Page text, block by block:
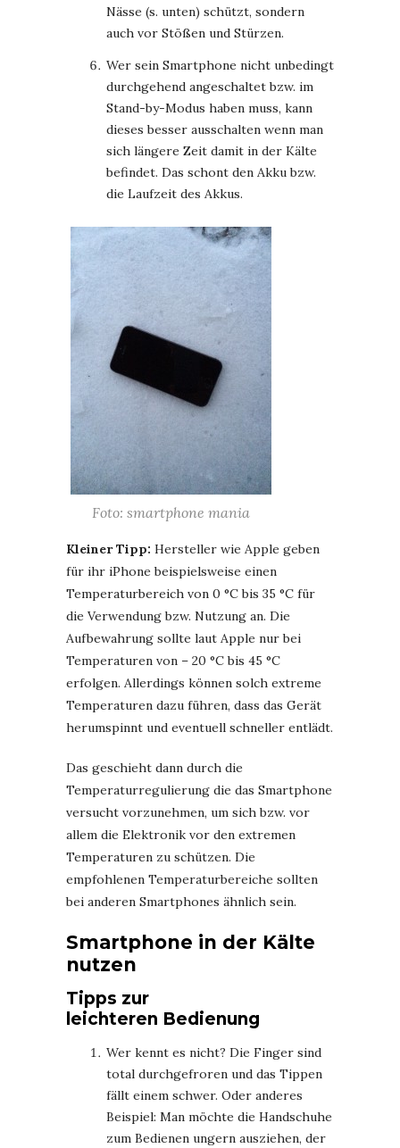
Nässe (s. unten) schützt, sondern
auch vor Stößen und Stürzen.
Wer sein Smartphone nicht unbedingt
durchgehend angeschaltet bzw. im
Stand-by-Modus haben muss, kann
dieses besser ausschalten wenn man
sich längere Zeit damit in der Kälte
befindet. Das schont den Akku bzw.
die Laufzeit des Akkus.
Foto: smartphone mania
Kleiner Tipp: Hersteller wie Apple geben
für ihr iPhone beispielsweise einen
Temperaturbereich von 0 °C bis 35 °C für
die Verwendung bzw. Nutzung an. Die
Aufbewahrung sollte laut Apple nur bei
Temperaturen von – 20 °C bis 45 °C
erfolgen. Allerdings können solch extreme
Temperaturen dazu führen, dass das Gerät
herumspinnt und eventuell schneller entlädt.
Das geschieht dann durch die
Temperaturregulierung die das Smartphone
versucht vorzunehmen, um sich bzw. vor
allem die Elektronik vor den extremen
Temperaturen zu schützen. Die
empfohlenen Temperaturbereiche sollten
bei anderen Smartphones ähnlich sein.
Smartphone in der Kälte
nutzen
Tipps zur
leichteren Bedienung
Wer kennt es nicht? Die Finger sind
total durchgefroren und das Tippen
fällt einem schwer. Oder anderes
Beispiel: Man möchte die Handschuhe
zum Bedienen ungern ausziehen, der